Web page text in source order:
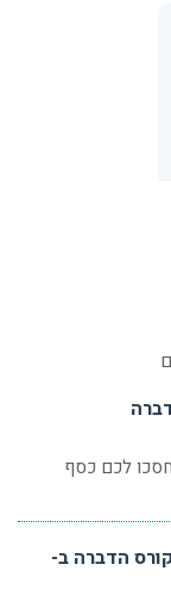
הדברה ב-